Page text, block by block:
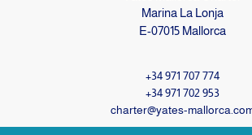
Marina La Lonja
E-07015 Mallorca
+34 971 707 774
+34 971 702 953
charter@yates-